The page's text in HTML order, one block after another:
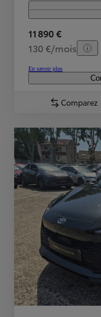
11 890 €
130 €/mois
En savoir plus
Comparez